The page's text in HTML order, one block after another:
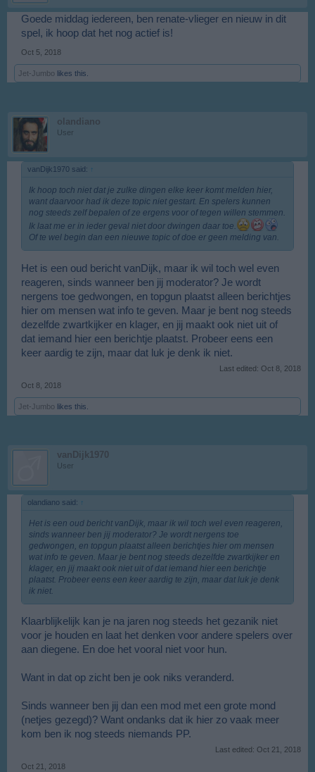
Goede middag iedereen, ben renate-vlieger en nieuw in dit
spel, ik hoop dat het nog actief is!
Oct 5, 2018
Jet-Jumbo likes this.
olandiano
User
vanDijk1970 said: ↑
Ik hoop toch niet dat je zulke dingen elke keer komt melden hier,
want daarvoor had ik deze topic niet gestart. En spelers kunnen
nog steeds zelf bepalen of ze ergens voor of tegen willen stemmen.
Ik laat me er in ieder geval niet door dwingen daar toe.
Of te wel begin dan een nieuwe topic of doe er geen melding van.
Het is een oud bericht vanDijk, maar ik wil toch wel even
reageren, sinds wanneer ben jij moderator? Je wordt
nergens toe gedwongen, en topgun plaatst alleen berichtjes
hier om mensen wat info te geven. Maar je bent nog steeds
dezelfde zwartkijker en klager, en jij maakt ook niet uit of
dat iemand hier een berichtje plaatst. Probeer eens een
keer aardig te zijn, maar dat luk je denk ik niet.
Last edited: Oct 8, 2018
Oct 8, 2018
Jet-Jumbo likes this.
vanDijk1970
User
olandiano said: ↑
Het is een oud bericht vanDijk, maar ik wil toch wel even reageren,
sinds wanneer ben jij moderator? Je wordt nergens toe
gedwongen, en topgun plaatst alleen berichtjes hier om mensen
wat info te geven. Maar je bent nog steeds dezelfde zwartkijker en
klager, en jij maakt ook niet uit of dat iemand hier een berichtje
plaatst. Probeer eens een keer aardig te zijn, maar dat luk je denk
ik niet.
Klaarblijkelijk kan je na jaren nog steeds het gezanik niet
voor je houden en laat het denken voor andere spelers over
aan diegene. En doe het vooral niet voor hun.
Want in dat op zicht ben je ook niks veranderd.
Sinds wanneer ben jij dan een mod met een grote mond
(netjes gezegd)? Want ondanks dat ik hier zo vaak meer
kom ben ik nog steeds niemands PP.
Last edited: Oct 21, 2018
Oct 21, 2018